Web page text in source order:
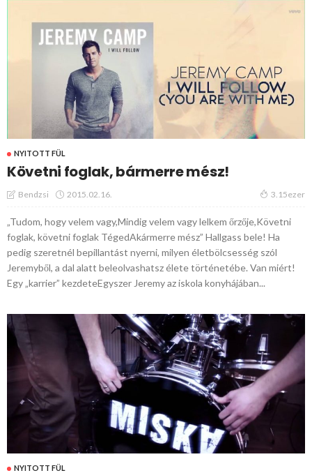
NYITOTT FÜL
Követni foglak, bármerre mész!
Bendzsi 2015.02.16. 3.15ezer
„Tudom, hogy velem vagy,Mindig velem vagy lelkem őrzője,Követni
foglak, követni foglak TégedAkármerre mész” Hallgass bele! Ha
pedig szeretnél bepillantást nyerni, milyen életbölcsesség szól
Jeremyből, a dal alatt beleolvashatsz élete történetébe. Van miért!
Egy „karrier” kezdeteEgyszer Jeremy az iskola konyhájában...
NYITOTT FÜL